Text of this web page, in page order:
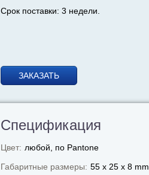
Срок поставки: 3 недели.
ЗАКАЗАТЬ
Спецификация
Цвет: любой, по Pantone
Габаритные размеры: 55 x 25 x 8 mm